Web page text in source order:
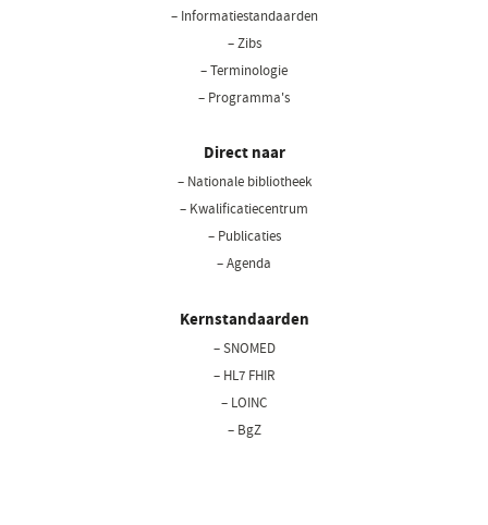
– Informatiestandaarden
– Zibs
– Terminologie
– Programma's
Direct naar
– Nationale bibliotheek(opent
– Kwalificatiecentrum
– Publicaties
– Agenda
Kernstandaarden
– SNOMED
– HL7 FHIR
– LOINC
– BgZ